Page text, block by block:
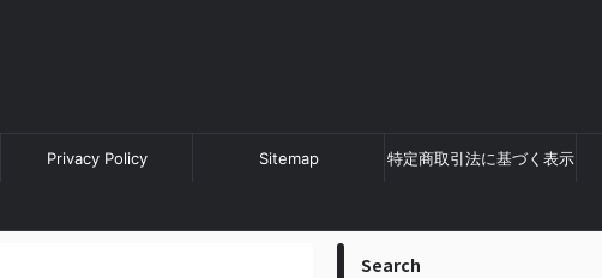
Privacy Policy Sitemap 特定商取引法に基づく表示
Search